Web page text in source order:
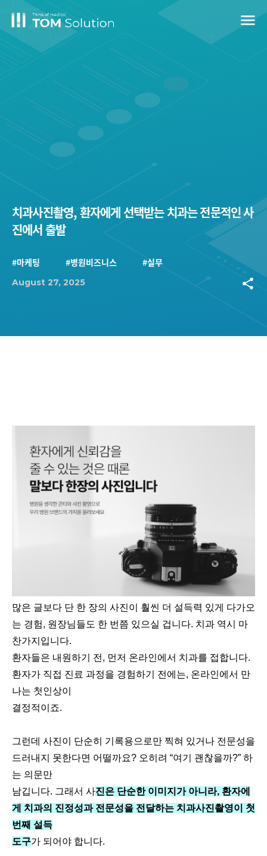
menu
치과사진촬영, 환자에게 선택받는 치과는 전문적인 사
진에서 출발
#마케팅 #병원비즈니스 #실무
August 27, 2025 share
많은 글보다 단 한 장의 사진이 훨씬 더 설득력 있게 다가오
는 경험, 원장님들도 한 번쯤 있으실 겁니다. 치과 역시 마
찬가지입니다.
환자들은 내원하기 전, 먼저 온라인에서 치과를 접합니다.
환자가 직접 진료 과정을 경험하기 전에는, 온라인에서 만
나는 첫인상이
결정적이죠.
그런데 사진이 단순히 기록용으로만 찍혀 있거나 전문성을
드러내지 못한다면 어떨까요? 오히려 “여기 괜찮을까?” 하
는 의문만
남깁니다. 그래서 사진은 단순한 이미지가 아니라, 환자에
게 치과의 진정성과 전문성을 전달하는 치과사진촬영이 첫
번째 설득
도구가 되어야 합니다.